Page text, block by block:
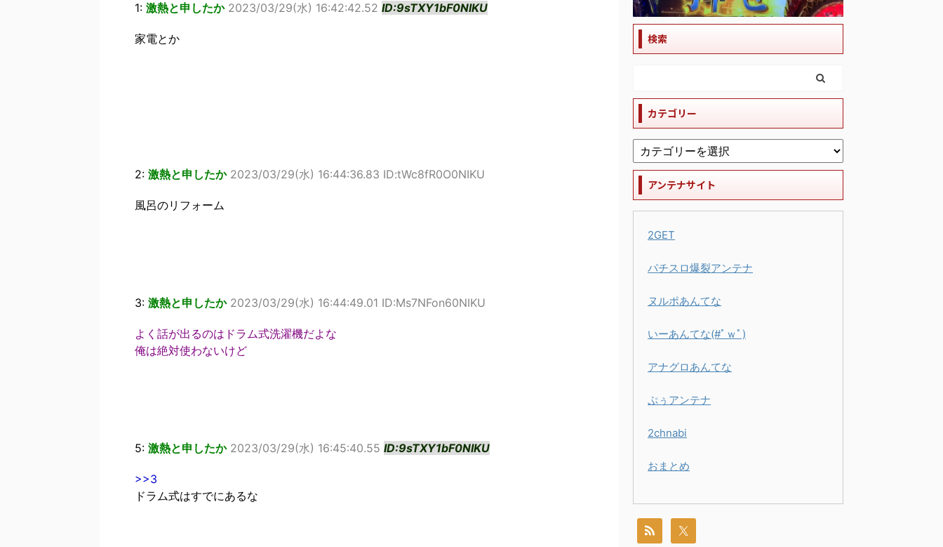
1: 激熱と申したか 2023/03/29(水) 16:42:42.52 ID:9sTXY1bF0NIKU
家電とか
2: 激熱と申したか 2023/03/29(水) 16:44:36.83 ID:tWc8fR0O0NIKU
風呂のリフォーム
3: 激熱と申したか 2023/03/29(水) 16:44:49.01 ID:Ms7NFon60NIKU
よく話が出るのはドラム式洗濯機だよな
俺は絶対使わないけど
5: 激熱と申したか 2023/03/29(水) 16:45:40.55 ID:9sTXY1bF0NIKU
>>3
ドラム式はすでにあるな
検索
カテゴリー
アンテナサイト
2GET
パチスロ爆裂アンテナ
ヌルポあんてな
いーあんてな(#ﾟｗﾟ)
アナグロあんてな
ぷぅアンテナ
2chnabi
おまとめ